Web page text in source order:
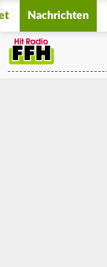
Nachrichten